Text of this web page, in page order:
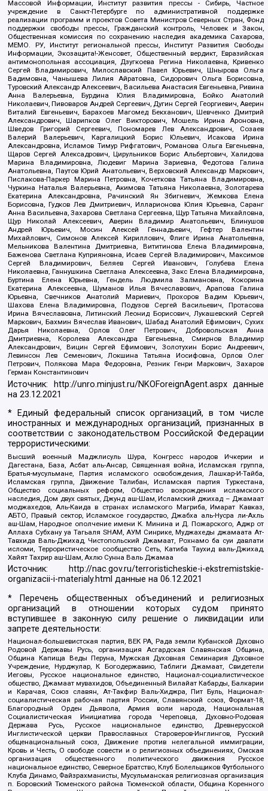
Массовой Информации, Институт развития прессы - Сибирь, Частное
учреждение в Санкт-Петербурге по административной поддержке
реализации программ и проектов Совета Министров Северных Стран, Фонд
поддержки свободы прессы, Гражданский контроль, Человек и Закон,
Общественная комиссия по сохранению наследия академика Сахарова,
МЕМО. РУ, Институт региональной прессы, Институт Развития Свободы
Информации, Экозащита!-Женсовет, Общественный вердикт, Евразийская
антимонопольная ассоциация, Дзугкоева Регина Николаевна, Кривенко
Сергей Владимирович, Милославский Павел Юрьевич, Шнырова Ольга
Вадимовна, Чанышева Лилия Айратовна, Сидорович Ольга Борисовна,
Туровский Александр Алексеевич, Васильева Анастасия Евгеньевна, Ривина
Анна Валерьевна, Бурдина Юлия Владимировна, Бойко Анатолий
Николаевич, Пивоваров Андрей Сергеевич, Дугин Сергей Георгиевич, Аверин
Виталий Евгеньевич, Барахоев Магомед Бекханович, Шевченко Дмитрий
Александрович, Шарипков Олег Викторович, Мошель Ирина Ароновна,
Шведов Григорий Сергеевич, Пономарев Лев Александрович, Созаев
Валерий Валерьевич, Каргалицкий Борис Юльевич, Исакова Ирина
Александровна, Исламов Тимур Рифгатович, Романова Ольга Евгеньевна,
Щаров Сергей Алексадрович, Цирульников Борис Альбертович, Халидова
Марина Владимировна, Людевиг Марина Зариевна, Федотова Галина
Анатольевна, Паутов Юрий Анатольевич, Верховский Александр Маркович,
Пислакова-Паркер Марина Петровна, Кочеткова Татьяна Владимировна,
Чуркина Наталья Валерьевна, Акимова Татьяна Николаевна, Золотарева
Екатерина Александровна, Рачинский Ян Збигневич, Жемкова Елена
Борисовна, Гудков Лев Дмитриевич, Илларионова Юлия Юрьевна, Саранг
Анна Васильевна, Захарова Светлана Сергеевна, Щур Татьяна Михайловна,
Щур Николай Алексеевич, Аверин Владимир Анатольевич, Блинушов
Андрей Юрьевич, Мосин Алексей Геннадьевич, Гефтер Валентин
Михайлович, Симонов Алексей Кириллович, Флиге Ирина Анатольевна,
Мельникова Валентина Дмитриевна, Вититинова Елена Владимировна,
Баженова Светлана Куприяновна, Исаев Сергей Владимирович, Максимов
Сергей Владимирович, Беляев Сергей Иванович, Голубева Елена
Николаевна, Ганнушкина Светлана Алексеевна, Закс Елена Владимировна,
Буртина Елена Юрьевна, Гендель Людмила Залмановна, Кокорина
Екатерина Алексеевна, Шуманов Илья Вячеславович, Арапова Галина
Юрьевна, Свечников Анатолий Мариевич, Прохоров Вадим Юрьевич,
Шахова Елена Владимировна, Подузов Сергей Васильевич, Протасова
Ирина Вячеславовна, Литинский Леонид Борисович, Лукашевский Сергей
Маркович, Бахмин Вячеслав Иванович, Шабад Анатолий Ефимович, Сухих
Дарья Николаевна, Орлов Олег Петрович, Добровольская Анна
Дмитриевна, Королева Александра Евгеньевна, Смирнов Владимир
Александрович, Вицин Сергей Ефимович, Золотухин Борис Андреевич,
Левинсон Лев Семенович, Локшина Татьяна Иосифовна, Орлов Олег
Петрович, Полякова Мара Федоровна, Резник Генри Маркович, Захаров
Герман Константинович
Источник: http://unro.minjust.ru/NKOForeignAgent.aspxданные
на23.12.2021
* Единый федеральный список организаций, в том числе
иностранных и международных организаций, признанных в
соответствии с законодательством Российской Федерации
террористическими:
Высший военный Маджлисуль Шура, Конгресс народов Ичкерии и
Дагестана, База, Асбат аль-Ансар, Священная война, Исламская группа,
Братья-мусульмане, Партия исламского освобождения, Лашкар-И-Тайба,
Исламская группа, Движение Талибан, Исламская партия Туркестана,
Общество социальных реформ, Общество возрождения исламского
наследия, Дом двух святых, Джунд аш-Шам, Исламский джихад – Джамаат
моджахедов, Аль-Каида в странах исламского Магриба, Имарат Кавказ,
АБТО, Правый сектор, Исламское государство, Джабха аль-Нусра ли-Ахль
аш-Шам, Народное ополчение имени К. Минина и Д. Пожарского, Аджр от
Аллаха Субхану уа Тагьаля SHAM, АУМ Синрике, Муджахеды джамаата Ат-
Тавхида Валь-Джихад, Чистопольский Джамаат, Рохнамо ба суи давлати
исломи, Террористическое сообщество Сеть, Катиба Таухид валь-Джихад,
Хайят Тахрир аш-Шам, Ахлю Сунна Валь Джамаа
Источник:
http://nac.gov.ru/terroristicheskie-i-ekstremistskie-
organizacii-i-materialy.html данные на06.12.2021
* Перечень общественных объединений и религиозных
организаций в отношении которых судом принято
вступившее в законную силу решение о ликвидации или
запрете деятельности:
Национал-большевистская партия, ВЕК РА, Рада земли Кубанской Духовно
Родовой Державы Русь, организация Асгардская Славянская Община,
Община Капища Веды Перуна, Мужская Духовная Семинария Духовное
Учреждение, Нурджулар, К Богодержавию, Таблиги Джамаат, Свидетели
Иеговы, Русское национальное единство, Национал-социалистическое
общество, Джамаат мувахидов, Объединенный Вилайат Кабарды, Балкарии
и Карачая, Союз славян, Ат-Такфир Валь-Хиджра, Пит Буль, Национал-
социалистическая рабочая партия России, Славянский союз, Формат-18,
Благородный Орден Дьявола, Армия воли народа, Национальная
Социалистическая Инициатива города Череповца, Духовно-Родовая
Держава Русь, Русское национальное единство, Древнерусской
Инглистической церкви Православных Староверов-Инглингов, Русский
общенациональный союз, Движение против нелегальной иммиграции,
Кровь и Честь, О свободе совести и о религиозных объединениях, Омская
организация общественного политического движения Русское
национальное единство, Северное Братство, Клуб Болельщиков Футбольного
Клуба Динамо, Файзрахманисты, Мусульманская религиозная организация
п. Боровский Тюменского района Тюменской области, Община Коренного